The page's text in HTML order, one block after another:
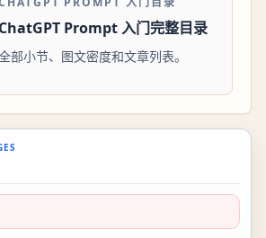
ChatGPT Prompt 入门完整目录
部小节、图文密度和文章列表。